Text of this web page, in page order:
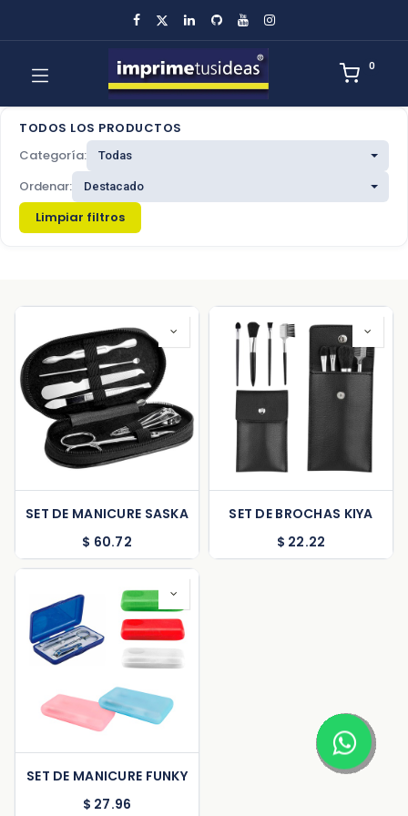
0
TODOS LOS PRODUCTOS
Categoría:
Ordenar:
Limpiar filtros
SET DE MANICURE SASKA
$ 60.72
SET DE BROCHAS KIYA
$ 22.22
SET DE MANICURE FUNKY
$ 27.96